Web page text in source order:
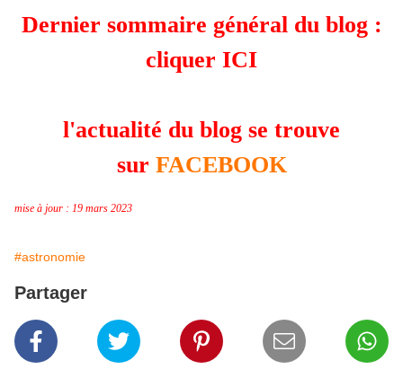
Dernier sommaire général du blog :
cliquer ICI
l'actualité du blog se trouve
sur FACEBOOK
mise à jour : 19 mars 2023
#astronomie
Partager